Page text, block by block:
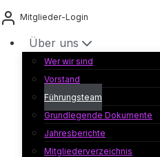
Zum
Inhalt
springen
Mitglieder-Login
Über uns
Wer wir sind
Vorstand
Führungsteam
Grundlegende Dokumente
Jahresberichte
Mitgliederverzeichnis